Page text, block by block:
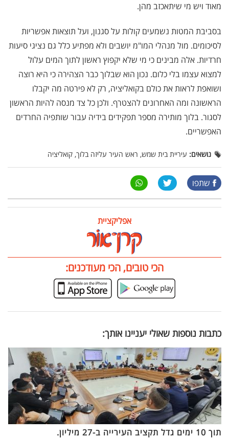
מאוד ויש מי שיתאכזב מהן.
בסביבת המטות נשמעים קולות על סגנון, ועל תוצאות אפשריות
לסיכומים. מול מנהלי המו"מ יושבים ולא מפתיע כלל גם נציגי סיעות
חרדיות. אלה מבינים כי מי שלא יקפוץ ראשון לתוך המים עלול
למצוא עצמו בלי כלום. נכון הוא שבלוך כבר הצהירה כי היא רוצה
ושואפת לראות את כולם בקואליציה, רק לא פירטה מה יקבלו
הראשונה ומה האחרונים להצטרף. ולכן כל צד מנסה להיות הראשון
לסגור. בלוך מותירה מספר תפקידים בידיה עבור שותפיה החרדים
האפשריים.
נושאים: עיריית בית שמש, ראש העיר עליזה בלוך, קואליציה
שתפו
אפליקציית
הכי טובים, הכי מעודכנים:
כתבות נוספות שאולי יעניינו אותך:
תוך 10 ימים גדל תקציב העירייה ב-27 מיליון.